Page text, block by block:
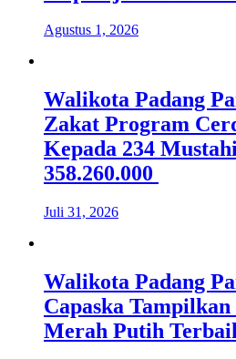
Agustus 1, 2026
Walikota Padang
Zakat Program
Kepada 234
358.260.000
Juli 31, 2026
Walikota Padang
Capaska
Merah Putih